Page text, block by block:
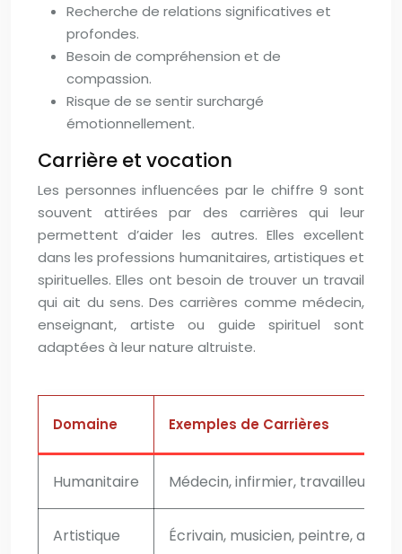
Recherche de relations significatives et
profondes.
Besoin de compréhension et de
compassion.
Risque de se sentir surchargé
émotionnellement.
Carrière et vocation
Les personnes influencées par le chiffre 9 sont
souvent attirées par des carrières qui leur
permettent d’aider les autres. Elles excellent
dans les professions humanitaires, artistiques et
spirituelles. Elles ont besoin de trouver un travail
qui ait du sens. Des carrières comme médecin,
enseignant, artiste ou guide spirituel sont
adaptées à leur nature altruiste.
Domaine Exemples de Carrières
Humanitaire Médecin, infirmier, travailleur
Artistique Écrivain, musicien, peintre,